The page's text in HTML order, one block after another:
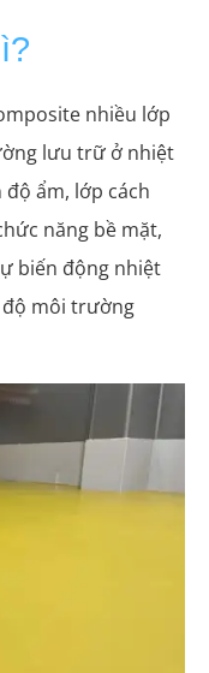
nhiều lớp
lưu trữ ở nhiệt
ẩm, lớp cách
năng bề mặt,
biến động nhiệt
độ môi trường